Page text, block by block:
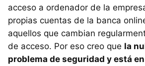
acceso a ordenador de la
propias cuentas de la banca
aquellos que cambian
de acceso. Por eso creo que la
problema de seguridad y está